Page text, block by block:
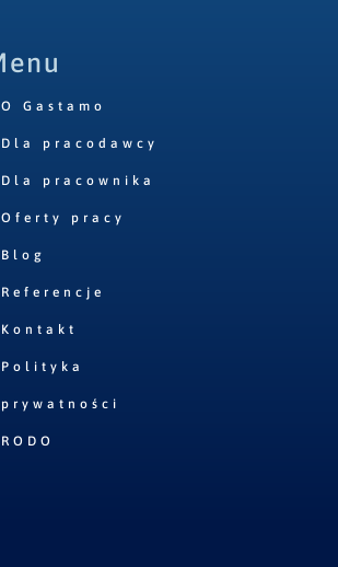
O Gastamo
Dla pracodawcy
Dla pracownika
Oferty pracy
Blog
Referencje
Kontakt
Polityka
prywatności
RODO